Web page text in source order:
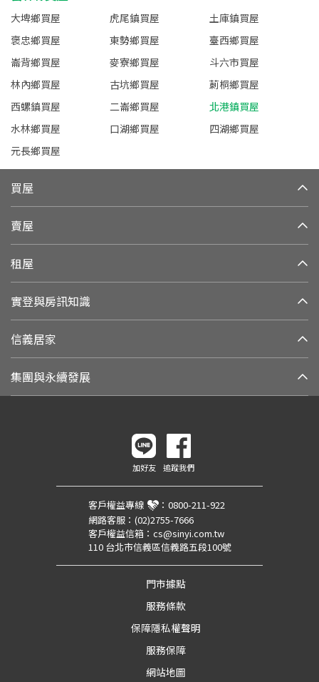
大埤鄉買屋 虎尾鎮買屋
土庫鎮買屋
褒忠鄉買屋
東勢鄉買屋
臺西鄉買屋
崙背鄉買屋
麥寮鄉買屋
斗六市買屋
林內鄉買屋
古坑鄉買屋
莿桐鄉買屋
西螺鎮買屋
二崙鄉買屋
北港鎮買屋
水林鄉買屋
口湖鄉買屋
四湖鄉買屋
元長鄉買屋
買屋
賣屋
租屋
實登與房訊知識
信義居家
集團與永續發展
加好友 追蹤我們
客戶權益專線 ： 0800-211-922
網路客服： (02)2755-7666
客戶權益信箱： cs@sinyi.com.tw
110 台北市信義區信義路五段100號
門市據點
服務條款
保障隱私權聲明
服務保障
網站地圖